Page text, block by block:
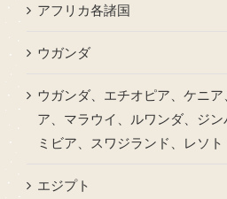
アフリカ各諸国
ウガンダ
ウガンダ、エチオピア、ケニ
ア、マラウイ、ルワンダ、ジ
ミビア、スワジランド、レソト
エジプト